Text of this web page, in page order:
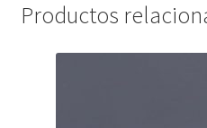
Productos